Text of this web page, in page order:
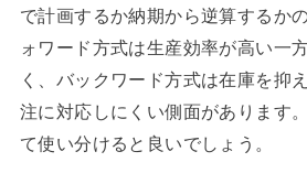
で計画するか納期から逆算するか
ォワード方式は生産効率が高い一
く、バックワード方式は在庫を抑
注に対応しにくい側面があります
て使い分けると良いでしょう。